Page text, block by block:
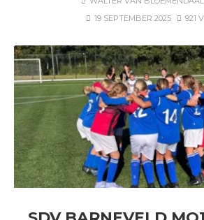
19 SEPTEMBER 2025
921